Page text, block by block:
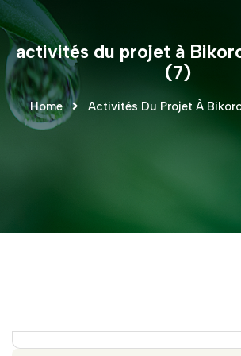
activités du projet à
(7)
Home Activités Du Projet À